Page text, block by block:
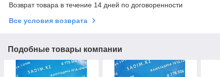
Возврат товара в течение 14 дней по договоренности
Все условия возврата
Подобные товары компании